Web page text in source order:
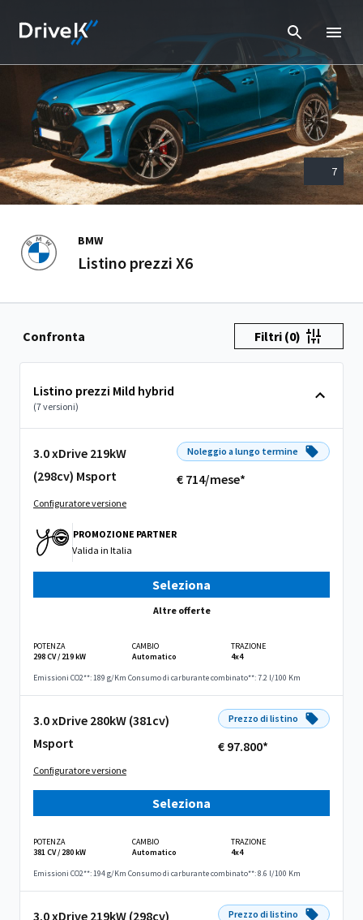
7
BMW
Listino prezzi X6
Confronta Filtri (0)
Listino prezzi Mild hybrid
(7 versioni)
3.0 xDrive 219kW
(298cv) Msport
Configuratore versione
Noleggio a lungo termine
€ 714/mese*
PROMOZIONE PARTNER
Valida in Italia
Seleziona
Altre offerte
POTENZA
298 CV / 219 kW
CAMBIO
Automatico
TRAZIONE
4x4
Emissioni CO2**: 189 g/Km Consumo di carburante combinato**: 7.2 l/100 Km
3.0 xDrive 280kW (381cv)
Msport
Configuratore versione
Prezzo di listino
€ 97.800*
Seleziona
POTENZA
381 CV / 280 kW
CAMBIO
Automatico
TRAZIONE
4x4
Emissioni CO2**: 194 g/Km Consumo di carburante combinato**: 8.6 l/100 Km
3.0 xDrive 219kW (298cv)
Prezzo di listino